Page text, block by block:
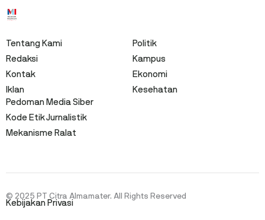
Tentang Kami
Redaksi
Kontak
Iklan
Politik
Kampus
Ekonomi
Kesehatan
Pedoman Media Siber
Kode Etik Jurnalistik
Mekanisme Ralat
© 2025 PT Citra Almamater. All Rights Reserved
Kebijakan Privasi